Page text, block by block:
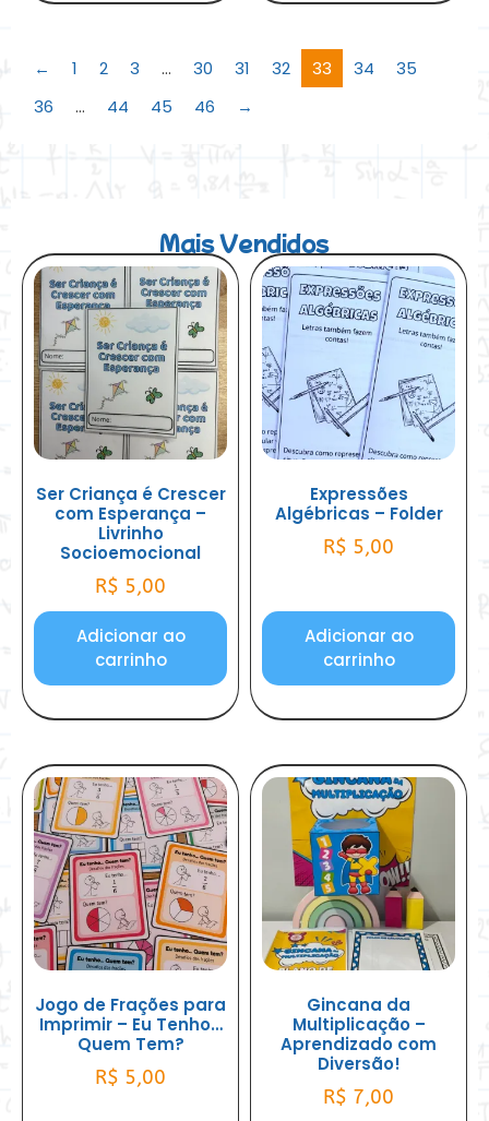
← 1 2 3 … 30 31 32 33 34
35
36
… 44 45 46 →
Mais Vendidos
Ser Criança é Crescer
com Esperança –
Livrinho
Socioemocional
R$ 5,00
Adicionar ao
carrinho
Expressões
Algébricas – Folder
R$ 5,00
Adicionar ao
carrinho
Jogo de Frações para
Imprimir – Eu Tenho…
Quem Tem?
R$ 5,00
Gincana da
Multiplicação –
Aprendizado com
Diversão!
R$ 7,00